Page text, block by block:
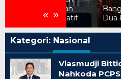
« »
Bangun
Dua
Kategori: Nasional
Viasmudji
Nahkoda